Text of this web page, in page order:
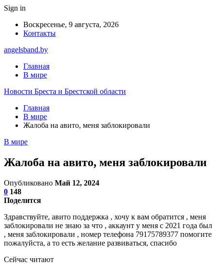
Sign in
Воскресенье, 9 августа, 2026
Контакты
angelsband.by
Главная
В мире
Новости Бреста и Брестской области
Главная
В мире
Жалоба на авито, меня заблокировали
В мире
Жалоба на авито, меня заблокировали
Опубликовано Май 12, 2024
0 148
Поделится
Здравствуйте, авито поддержка , хочу к вам обратится , меня
заблокировали не знаю за что , аккаунт у меня с 2021 года был
, меня заблокировали , номер телефона 79175789377 помогите
пожалуйста, а то есть желание развиваться, спасибо
Сейчас читают